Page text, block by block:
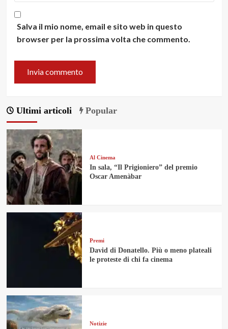
Salva il mio nome, email e sito web in questo
browser per la prossima volta che commento.
Ultimi articoli Popular
Al Cinema
In sala, “Il Prigioniero” del premio
Oscar Amenàbar
Premi
David di Donatello. Più o meno plateali
le proteste di chi fa cinema
Notizie